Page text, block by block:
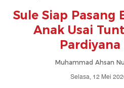
Sule Siap Pasang
Anak Usai
Muhammad Ahsan
Selasa, 12 Mei